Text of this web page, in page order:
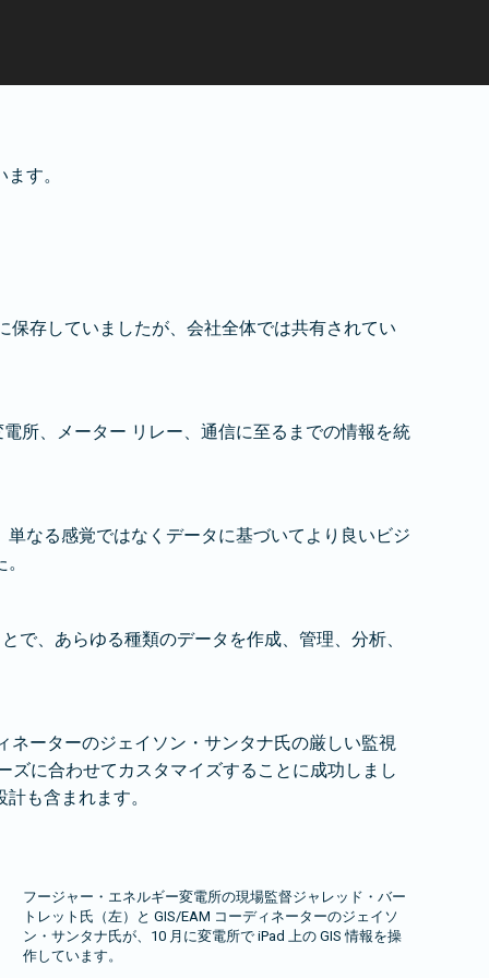
す。
存していましたが、会社全体では共有されてい
所、メーター リレー、通信に至るまでの情報を統
なる感覚ではなくデータに基づいてより良いビジ
で、あらゆる種類のデータを作成、管理、分析、
ネーターのジェイソン・サンタナ氏の厳しい監視
に合わせてカスタマイズすることに成功しまし
も含まれます。
フージャー・エネルギー変電所の現場監督ジャレッド・バー
トレット氏（左）と GIS/EAM コーディネーターのジェイソ
ン・サンタナ氏が、10 月に変電所で iPad 上の GIS 情報を操
作しています。